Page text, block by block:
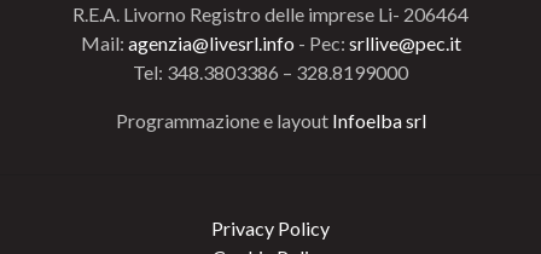
R.E.A. Livorno Registro delle imprese Li- 206464
Mail: agenzia@livesrl.info - Pec: srllive@pec.it
Tel: 348.3803386 – 328.8199000
Programmazione e layout Infoelba srl
Privacy Policy